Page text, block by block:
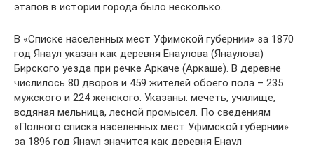
этапов в истории города было несколько.
В «Списке населенных мест Уфимской губернии» за 1870
год Янаул указан как деревня Енаулова (Янаулова)
Бирского уезда при речке Аркаче (Аркаше). В деревне
числилось 80 дворов и 459 жителей обоего пола – 235
мужского и 224 женского. Указаны: мечеть, училище,
водяная мельница, лесной промысел. По сведениям
«Полного списка населенных мест Уфимской губернии»
за 1896 год Янаул значится как деревня Енаул